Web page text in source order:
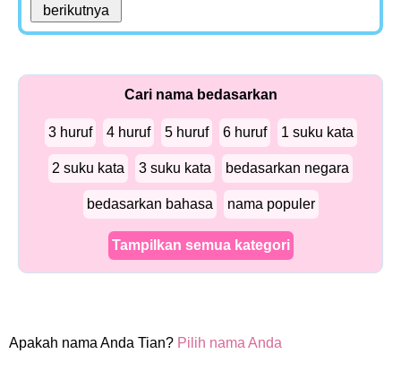
Cari nama bedasarkan
3 huruf 4 huruf 5 huruf 6 huruf 1 suku kata
2 suku kata 3 suku kata bedasarkan negara
bedasarkan bahasa nama populer
Tampilkan semua kategori
Apakah nama Anda Tian? Pilih nama Anda